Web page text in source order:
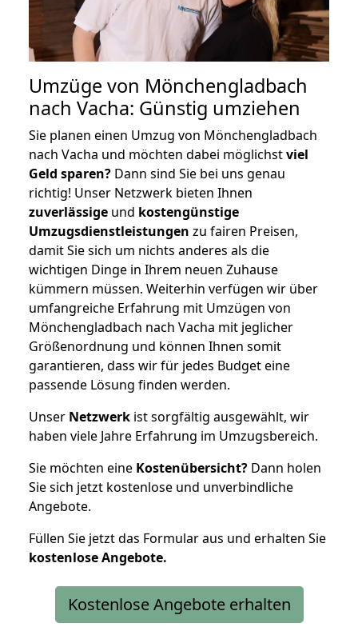
Umzüge von Mönchengladbach
nach Vacha: Günstig umziehen
Sie planen einen Umzug von Mönchengladbach
nach Vacha und möchten dabei möglichstviel
Geld sparen? Dann sind Sie bei uns genau
richtig! Unser Netzwerk bieten Ihnen
zuverlässige und kostengünstige
Umzugsdienstleistungen zu fairen Preisen,
damit Sie sich um nichts anderes als die
wichtigen Dinge in Ihrem neuen Zuhause
kümmern müssen. Weiterhin verfügen wir über
umfangreiche Erfahrung mit Umzügen von
Mönchengladbach nach Vacha mit jeglicher
Größenordnung und können Ihnen somit
garantieren, dass wir für jedes Budget eine
passende Lösung finden werden.
Unser Netzwerk ist sorgfältig ausgewählt, wir
haben viele Jahre Erfahrung im Umzugsbereich.
Sie möchten eine Kostenübersicht? Dann holen
Sie sich jetzt kostenlose und unverbindliche
Angebote.
Füllen Sie jetzt das Formular aus und erhalten Sie
kostenloseAngebote.
Kostenlose Angebote erhalten